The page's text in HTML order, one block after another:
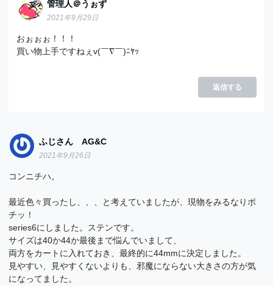
管理人＠うぉず
2021年9月29日
おぉぉぉ！！！
買い物上手ですねぇv(￣∇￣)ﾆﾔｯ
返信する
ふじさん AG&C
2021年9月26日
コンニチハ。
最近色々買ったし、、、と考えていましたが、現物をみるなりポ
チッ！
series6にしました。ステンです。
サイズは40か44か最後まで悩んでいまして、
両方をカートに入れておき、最終的に44mmに決定しました。
見やすい、見やすくないよりも、邪魔にならない大きさの方が気
になってました。